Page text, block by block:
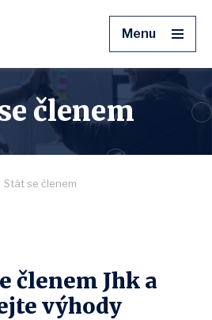
Menu
členem
Stát se členem
členem Jhk a
výhody